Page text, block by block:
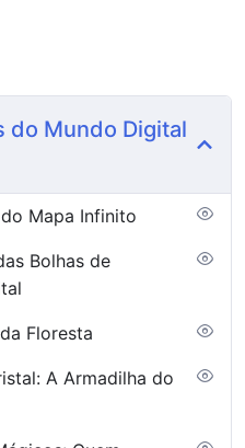
na forma como
Na Expedição
apenas
ferramentas
no
ambiental.
estamos prestes a
do Mundo Digital
Mapa Infinito
Bolhas de
Floresta
A Armadilha do